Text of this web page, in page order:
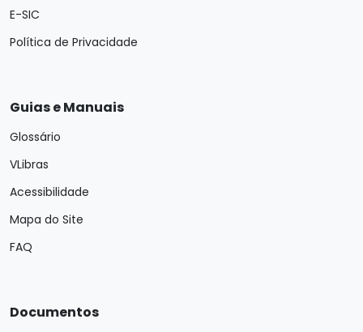
E-SIC
Política de Privacidade
Guias e Manuais
Glossário
VLibras
Acessibilidade
Mapa do Site
FAQ
Documentos